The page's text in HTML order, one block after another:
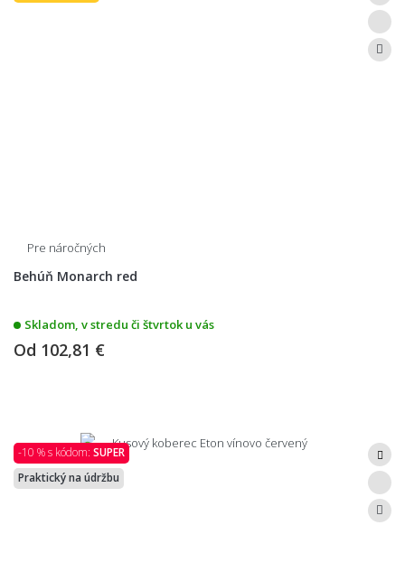
Pre náročných
Behúň Monarch red
Skladom, v stredu či štvrtok u vás
Od 102,81 €
-10 % s kódom: SUPER
Praktický na údržbu